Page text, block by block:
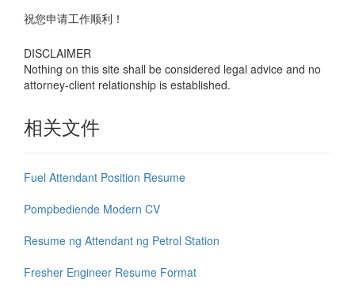
祝您申请工作顺利！
DISCLAIMER
Nothing on this site shall be considered legal advice and no
attorney-client relationship is established.
相关文件
Fuel Attendant Position Resume
Pompbediende Modern CV
Resume ng Attendant ng Petrol Station
Fresher Engineer Resume Format